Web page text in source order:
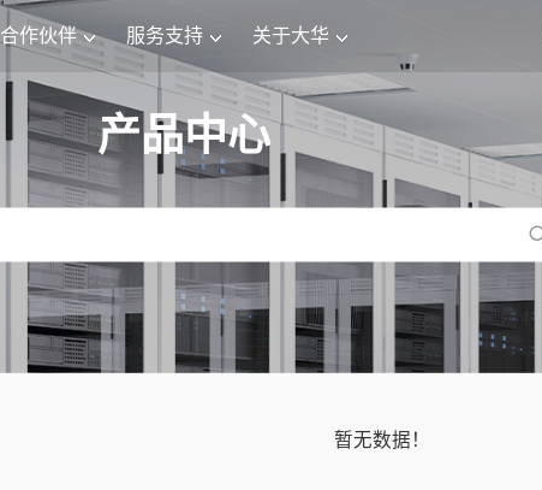
合作伙伴 服务支持 关于大华
产品中心
暂无数据！